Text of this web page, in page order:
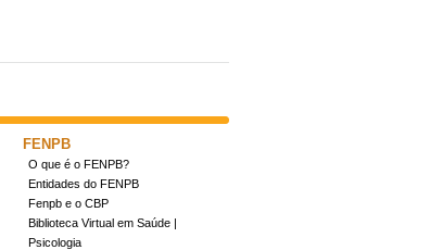
FENPB
O que é o FENPB?
Entidades do FENPB
Fenpb e o CBP
Biblioteca Virtual em Saúde |
Psicologia